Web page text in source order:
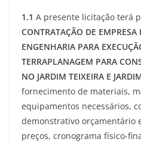
1.1 A presente licitação terá
CONTRATAÇÃO DE EMPRESA
ENGENHARIA PARA
TERRAPLANAGEM PARA
NO JARDIM TEIXEIRA E
fornecimento de materiais,
equipamentos necessários,
demonstrativo orçamentário
preços, cronograma físico-